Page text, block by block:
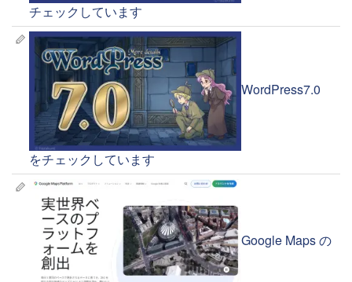
チェックしています
WordPress7.0
をチェックしています
Google Maps の